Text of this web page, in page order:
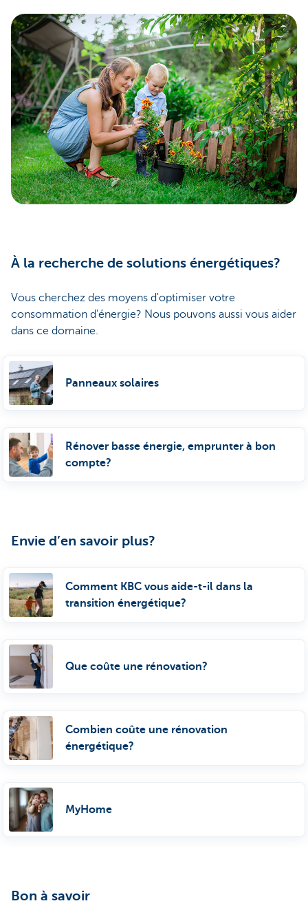
À la recherche de solutions énergétiques?
Vous cherchez des moyens d'optimiser votre
consommation d'énergie? Nous pouvons aussi vous aider
dans ce domaine.
Panneaux solaires
Rénover basse énergie, emprunter à bon
compte?
Envie d’en savoir plus?
Comment KBC vous aide-t-il dans la
transition énergétique?
Que coûte une rénovation?
Combien coûte une rénovation
énergétique?
MyHome
Bon à savoir